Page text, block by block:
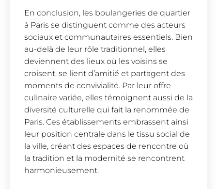
En conclusion, les boulangeries de quartier
à Paris se distinguent comme des acteurs
sociaux et communautaires essentiels. Bien
au-delà de leur rôle traditionnel, elles
deviennent des lieux où les voisins se
croisent, se lient d’amitié et partagent des
moments de convivialité. Par leur offre
culinaire variée, elles témoignent aussi de la
diversité culturelle qui fait la renommée de
Paris. Ces établissements embrassent ainsi
leur position centrale dans le tissu social de
la ville, créant des espaces de rencontre où
la tradition et la modernité se rencontrent
harmonieusement.